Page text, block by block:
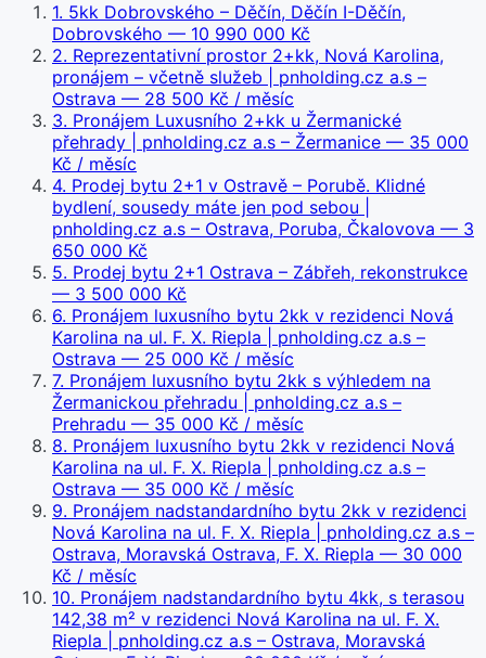
1. 5kk Dobrovského – Děčín, Děčín I-Děčín,
Dobrovského — 10 990 000 Kč
2. Reprezentativní prostor 2+kk, Nová Karolina,
pronájem – včetně služeb | pnholding.cz a.s –
Ostrava — 28 500 Kč / měsíc
3. Pronájem Luxusního 2+kk u Žermanické
přehrady | pnholding.cz a.s – Žermanice — 35 000
Kč / měsíc
4. Prodej bytu 2+1 v Ostravě – Porubě. Klidné
bydlení, sousedy máte jen pod sebou |
pnholding.cz a.s – Ostrava, Poruba, Čkalovova — 3
650 000 Kč
5. Prodej bytu 2+1 Ostrava – Zábřeh, rekonstrukce
— 3 500 000 Kč
6. Pronájem luxusního bytu 2kk v rezidenci Nová
Karolina na ul. F. X. Riepla | pnholding.cz a.s –
Ostrava — 25 000 Kč / měsíc
7. Pronájem luxusního bytu 2kk s výhledem na
Žermanickou přehradu | pnholding.cz a.s –
Prehradu — 35 000 Kč / měsíc
8. Pronájem luxusního bytu 2kk v rezidenci Nová
Karolina na ul. F. X. Riepla | pnholding.cz a.s –
Ostrava — 35 000 Kč / měsíc
9. Pronájem nadstandardního bytu 2kk v rezidenci
Nová Karolina na ul. F. X. Riepla | pnholding.cz a.s –
Ostrava, Moravská Ostrava, F. X. Riepla — 30 000
Kč / měsíc
10. Pronájem nadstandardního bytu 4kk, s terasou
142,38 m² v rezidenci Nová Karolina na ul. F. X.
Riepla | pnholding.cz a.s – Ostrava, Moravská